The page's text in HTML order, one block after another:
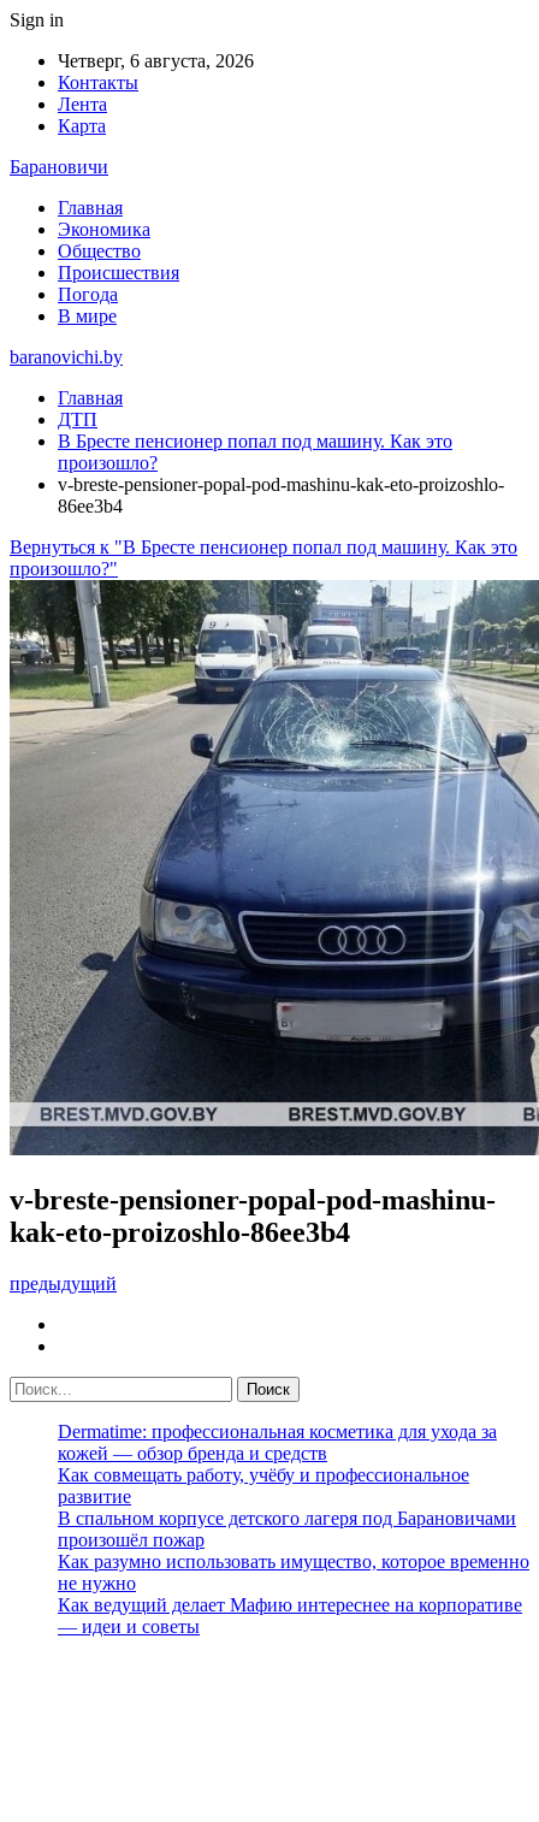
Sign in
Четверг, 6 августа, 2026
Контакты
Лента
Карта
Барановичи
Главная
Экономика
Общество
Происшествия
Погода
В мире
baranovichi.by
Главная
ДТП
В Бресте пенсионер попал под машину. Как это
произошло?
v-breste-pensioner-popal-pod-mashinu-kak-eto-proizoshlo-
86ee3b4
Вернуться к "В Бресте пенсионер попал под машину. Как это
произошло?"
v-breste-pensioner-popal-pod-mashinu-
kak-eto-proizoshlo-86ee3b4
предыдущий
Dermatime: профессиональная косметика для ухода за
кожей — обзор бренда и средств
Как совмещать работу, учёбу и профессиональное
развитие
В спальном корпусе детского лагеря под Барановичами
произошёл пожар
Как разумно использовать имущество, которое временно
не нужно
Как ведущий делает Мафию интереснее на корпоративе
— идеи и советы